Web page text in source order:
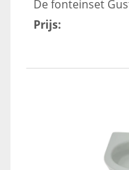
Prijs: